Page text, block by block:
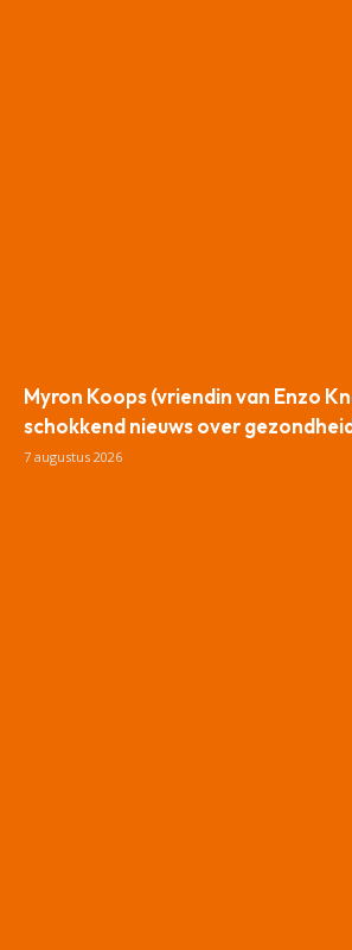
Myron Koops (vriendin van Enzo
schokkend nieuws over
7 augustus 2026